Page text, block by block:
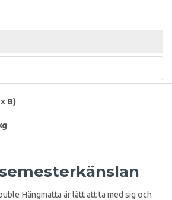
B)
Hängmatta är lätt att ta med sig och